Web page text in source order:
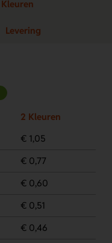
Kleuren
Levering
2 Kleuren
€ 1,05
€ 0,77
€ 0,60
€ 0,51
€ 0,46